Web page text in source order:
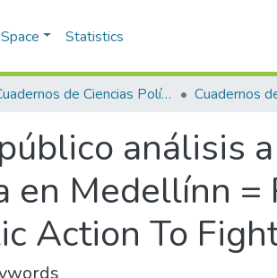
Statistics
Cuadernos de Ciencias Políticas
análisis
en Medellínn =
Action To